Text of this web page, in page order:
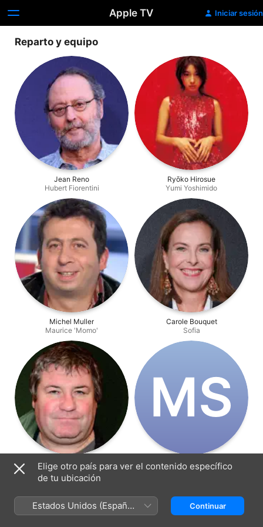
Apple TV Iniciar sesión
Reparto y equipo
Jean Reno
Hubert Fiorentini
Ryōko Hirosue
Yumi Yoshimido
Michel Muller
Maurice 'Momo'
Carole Bouquet
Sofia
Ludovic Berthillot
Jean-Baptiste 1
M‌S
Michel Scourneau
Van Eyck
Elige otro país para ver el contenido específico
de tu ubicación
Estados Unidos (Español
México)
Continuar